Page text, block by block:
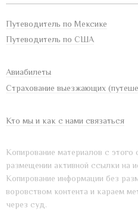
Путеводитель по Мексике
Путеводитель по США
Авиабилеты
Страхование выезжающих
Кто мы и как с нами связаться
Копирование материалов с этого
размещении активной ссылки на
Копирование информации без
воровством контента и караем
через суд.